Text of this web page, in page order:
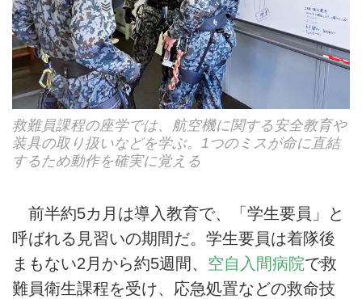
救難員課程の座学では、航空機に関する安全教育や
装具の取り扱いなどを学ぶ。1つのミスが命に直結
するため動作を確実に覚える
前半約5カ月は導入教育で、「学生要員」と
呼ばれる見習いの期間だ。学生要員は着隊後
まもない2月から約5週間、 空自入間病院で救
難員衛生課程を受け、応急処置などの救命技